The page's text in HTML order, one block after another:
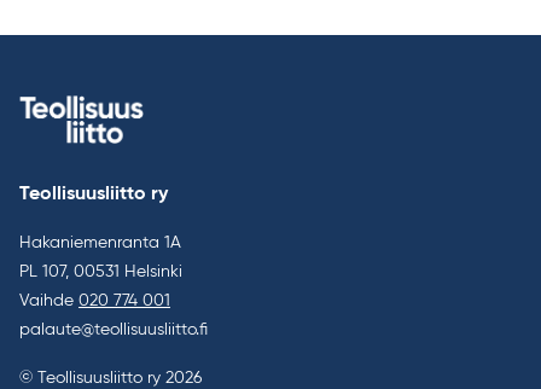
Teollisuusliitto ry
Hakaniemenranta 1A
PL 107, 00531 Helsinki
Vaihde 020 774 001
palaute@teollisuusliitto.fi
© Teollisuusliitto ry 2026